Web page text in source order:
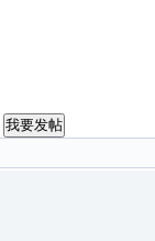
我要发帖